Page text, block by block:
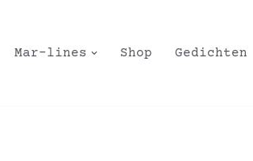
Mar-lines Shop Gedichten